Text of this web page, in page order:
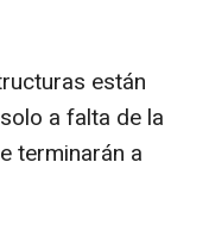
están
a falta de la
terminarán a